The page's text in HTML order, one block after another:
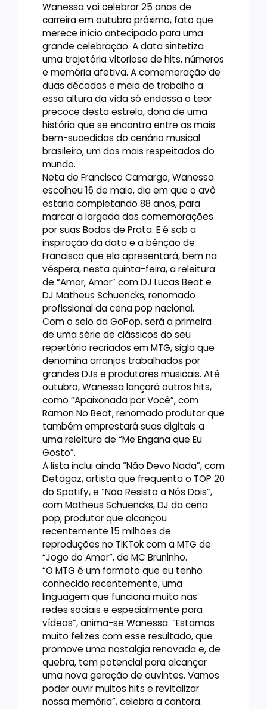
Wanessa vai celebrar 25 anos de
carreira em outubro próximo, fato que
merece início antecipado para uma
grande celebração. A data sintetiza
uma trajetória vitoriosa de hits, números
e memória afetiva. A comemoração de
duas décadas e meia de trabalho a
essa altura da vida só endossa o teor
precoce desta estrela, dona de uma
história que se encontra entre as mais
bem-sucedidas do cenário musical
brasileiro, um dos mais respeitados do
mundo.
Neta de Francisco Camargo, Wanessa
escolheu 16 de maio, dia em que o avô
estaria completando 88 anos, para
marcar a largada das comemorações
por suas Bodas de Prata. E é sob a
inspiração da data e a bênção de
Francisco que ela apresentará, bem na
véspera, nesta quinta-feira, a releitura
de “Amor, Amor” com DJ Lucas Beat e
DJ Matheus Schuencks, renomado
profissional da cena pop nacional.
Com o selo da GoPop, será a primeira
de uma série de clássicos do seu
repertório recriados em MTG, sigla que
denomina arranjos trabalhados por
grandes DJs e produtores musicais. Até
outubro, Wanessa lançará outros hits,
como “Apaixonada por Você”, com
Ramon No Beat, renomado produtor que
também emprestará suas digitais a
uma releitura de “Me Engana que Eu
Gosto”.
A lista inclui ainda “Não Devo Nada”, com
Detagaz, artista que frequenta o TOP 20
do Spotify, e “Não Resisto a Nós Dois”,
com Matheus Schuencks, DJ da cena
pop, produtor que alcançou
recentemente 15 milhões de
reproduções no TiKTok com a MTG de
“Jogo do Amor”, de MC Bruninho.
“O MTG é um formato que eu tenho
conhecido recentemente, uma
linguagem que funciona muito nas
redes sociais e especialmente para
vídeos”, anima-se Wanessa. “Estamos
muito felizes com esse resultado, que
promove uma nostalgia renovada e, de
quebra, tem potencial para alcançar
uma nova geração de ouvintes. Vamos
poder ouvir muitos hits e revitalizar
nossa memória”, celebra a cantora.